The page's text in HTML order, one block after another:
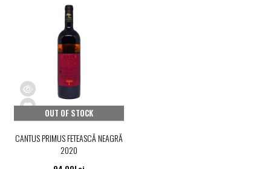
OUT OF STOCK
CANTUS PRIMUS FETEASCĂ NEAGRĂ
2020